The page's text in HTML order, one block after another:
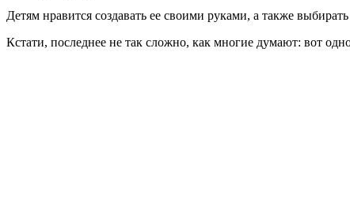
Детям нравится создавать ее своими руками, а также
Кстати, последнее не так сложно, как многие думают: вот